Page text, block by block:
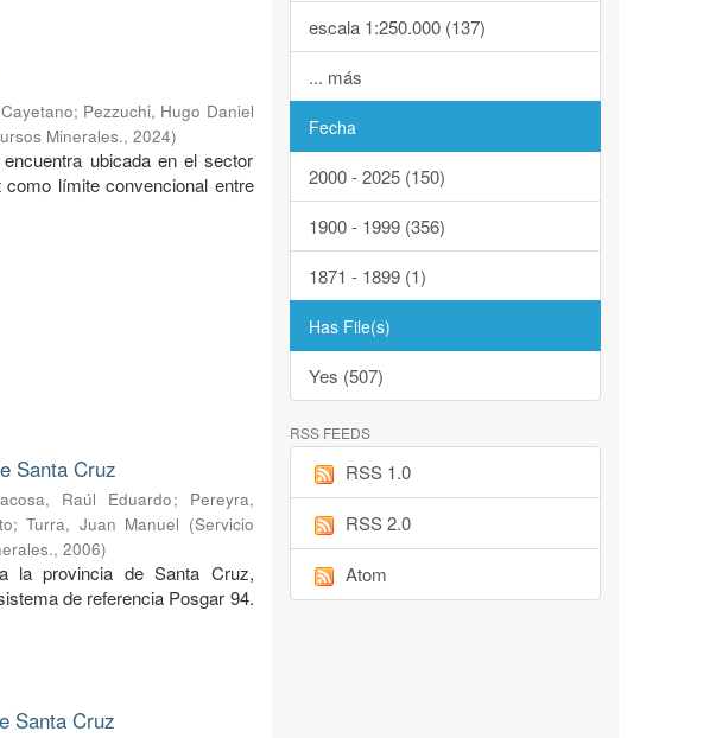
; Pezzuchi, Hugo Daniel
Minerales.,2024)
ubicada en el sector
límite convencional entre
Santa Cruz
Raúl Eduardo; Pereyra,
;Turra, Juan Manuel (Servicio
,2006)
la provincia de Santa Cruz,
de referencia Posgar 94.
Santa Cruz
escala 1:250.000 (137)
... más
Fecha
2000 - 2025 (150)
1900 - 1999 (356)
1871 - 1899 (1)
Has File(s)
Yes (507)
RSS FEEDS
RSS 1.0
RSS 2.0
Atom